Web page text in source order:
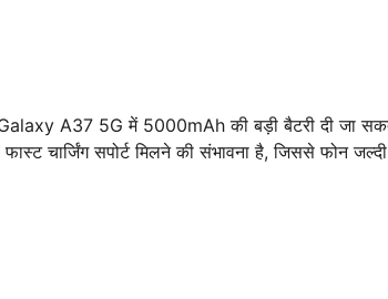
A37 5G में 5000mAh की बड़ी बैटरी दी जा
चार्जिंग सपोर्ट मिलने की संभावना है, जिससे फोन जल्दी